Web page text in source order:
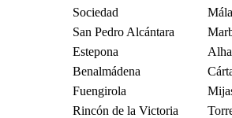
Sociedad
San Pedro Alcántara
Estepona
Benalmádena
Fuengirola
Rincón de la Victoria